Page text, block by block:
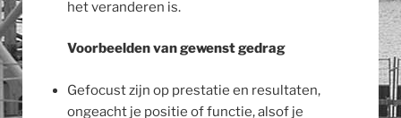
het veranderen is.
Voorbeelden van gewenst gedrag
Gefocust zijn op prestatie en resultaten,
ongeacht je positie of functie, alsof je